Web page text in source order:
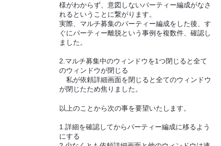
様がわからず、意図しないパーティー編成がなさ
れるということに繋がります。
実際、マルチ募集のパーティー編成をした後、す
ぐにパーティー離脱という事例を複数件、確認し
ました。
2.マルチ募集中のウィンドウを1つ閉じると全て
のウィンドウが閉じる
私が依頼詳細画面を閉じると全てのウィンドウ
が閉じたため焦りました。
以上のことから次の事を要望いたします。
1.詳細を確認してからパーティー編成に移るよう
にする